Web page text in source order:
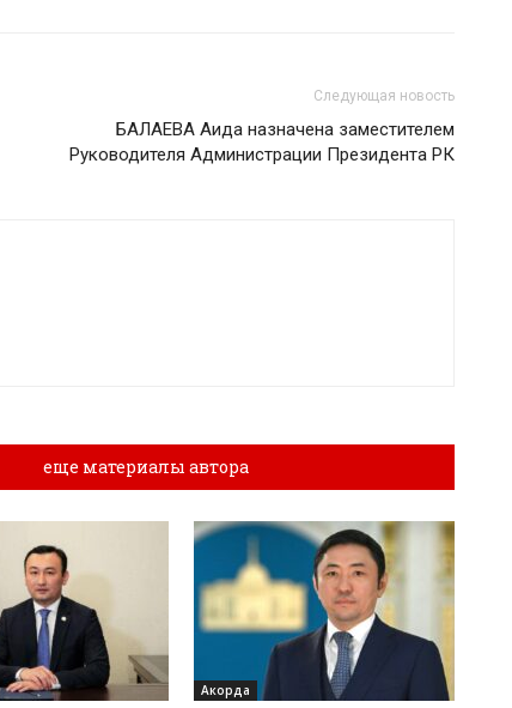
Следующая новость
БАЛАЕВА Аида назначена заместителем
Руководителя Администрации Президента РК
еще материалы автора
Акорда